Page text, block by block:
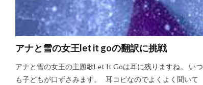
アナと雪の女王let it goの翻訳に挑戦
アナと雪の女王の主題歌Let It Goは耳に残りますね。 いつ
も子どもが口ずさみます。 耳コピなのでよくよく聞いて